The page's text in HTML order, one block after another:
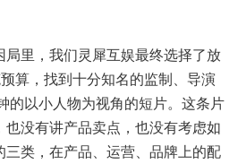
局里，我们灵犀互娱最终选择了放
算，找到十分知名的监制、导演
的以小人物为视角的短片。这条片
没有讲产品卖点，也没有考虑如
三类，在产品、运营、品牌上的配